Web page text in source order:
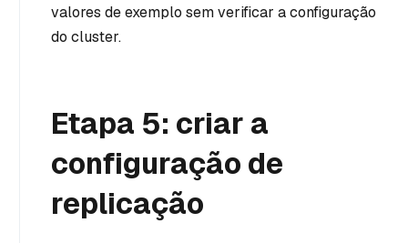
valores de exemplo sem verificar a configuração
do cluster.
Etapa 5: criar a
configuração de
replicação